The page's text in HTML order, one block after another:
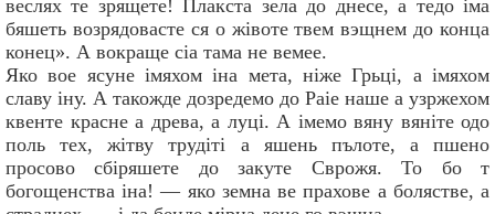
веслях те зрящете! Плакста зела до днесе, а тедо iма
бяшеть возрядовасте ся о жiвоте твем вэщнем до конца
конец». А вокраще сiа тама не вемее.
Яко вое ясуне iмяхом iна мета, нiже Грьцi, а iмяхом
славу iну. А такожде дозредемо до Раiе наше а узржехом
квенте красне а древа, а луцi. А iмемо вяну вянiте одо
поль тех, жiтву трудiтi а яшень пълоте, а пшено
просово сбiряшете до закуте Сврожя. То бо т
богощенства iна! — яко земна ве прахове а болястве, а